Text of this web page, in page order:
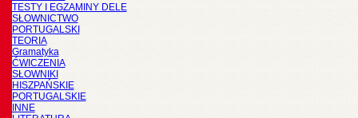
TESTY I EGZAMINY DELE
SŁOWNICTWO
PORTUGALSKI
TEORIA
Gramatyka
ĆWICZENIA
SŁOWNIKI
HISZPAŃSKIE
PORTUGALSKIE
INNE